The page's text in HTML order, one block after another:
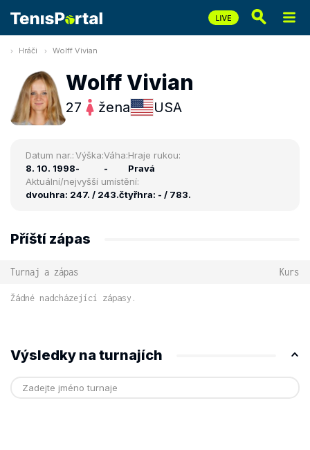
Hráči Wolff Vivian
Wolff Vivian
27 žena USA
Datum nar.:
8. 10. 1998
Výška:
-
Váha:
-
Hraje rukou:
Pravá
Aktuální/nejvyšší umístění:
dvouhra: 247. / 243.čtyřhra: - / 783.
Příští zápas
Turnaj a zápas Kurs
Žádné nadcházející zápasy.
Výsledky na turnajích